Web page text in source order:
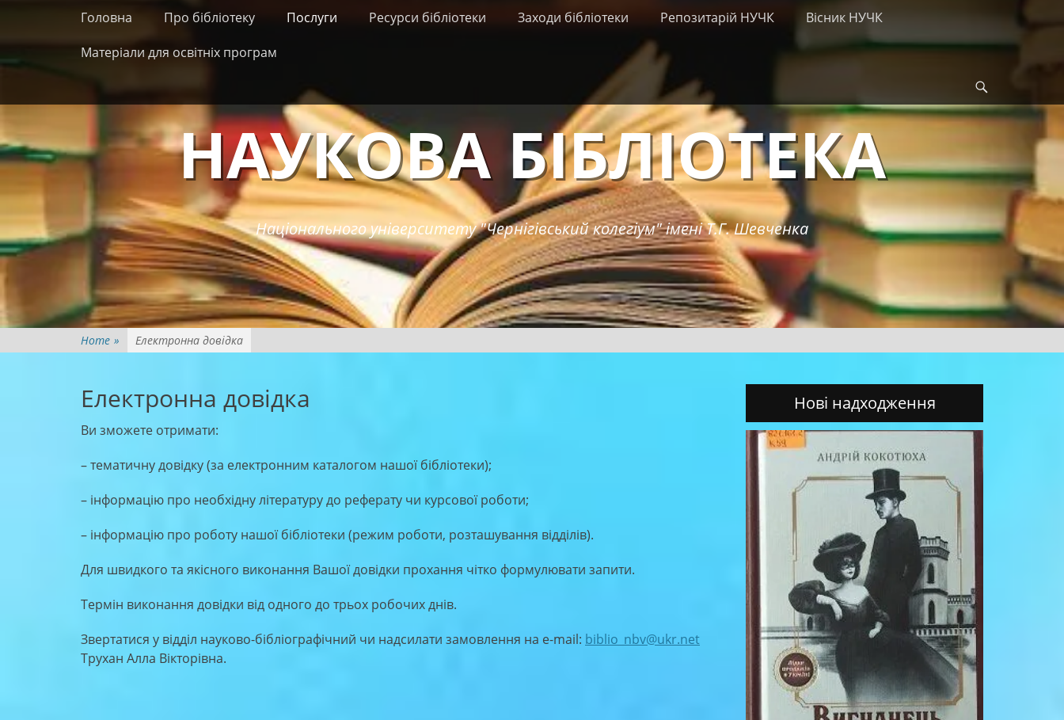
Skip
content
Primary Menu
Головна Про бібліотеку Послуги Ресурси бібліотеки Заходи бібліотеки Репозитарій НУЧК
Вісник НУЧК
Матеріали для освітніх програм
НАУКОВА БІБЛІОТЕКА
Національного університету "Чернігівський колегіум" імені Т.Г. Шевченка
Home » Електронна довідка
Електронна довідка
Ви зможете отримати:
– тематичну довідку (за електронним каталогом нашої бібліотеки);
– інформацію про необхідну літературу до реферату чи курсової роботи;
– інформацію про роботу нашої бібліотеки (режим роботи, розташування відділів).
Для швидкого та якісного виконання Вашої довідки прохання чітко формулювати запити.
Термін виконання довідки від одного до трьох робочих днів.
Звертатися у відділ науково-бібліографічний чи надсилати замовлення на e-mail: biblio_nbv@ukr.net
Трухан Алла Вікторівна.
Нові надходження